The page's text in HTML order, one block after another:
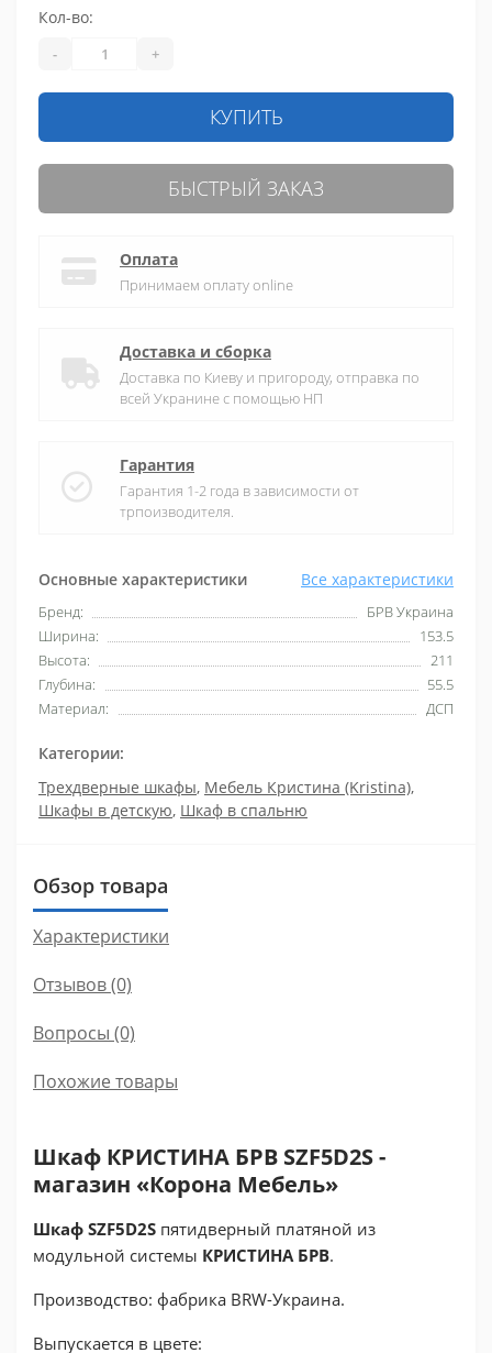
Основные характеристики Все характеристики
Бренд:
БРВ Украина
Ширина:
153.5
Высота:
211
Глубина:
55.5
Материал:
ДСП
Категории:
Трехдверные шкафы, Мебель Кристина (Kristina),
Шкафы в детскую, Шкаф в спальню
Кол-во:
- +
КУПИТЬ
БЫСТРЫЙ ЗАКАЗ
Оплата
Принимаем оплату online
Доставка и сборка
Доставка по Киеву и пригороду, отправка по
всей Укранине с помощью НП
Гарантия
Гарантия 1-2 года в зависимости от
трпоизводителя.
Обзор товара
Характеристики
Отзывов (0)
Вопросы (0)
Похожие товары
Шкаф КРИСТИНА БРВ SZF5D2S -
магазин «Корона Мебель»
Шкаф SZF5D2S пятидверный платяной из
модульной системы КРИСТИНА БРВ.
Производство: фабрика BRW-Украина.
Выпускается в цвете: